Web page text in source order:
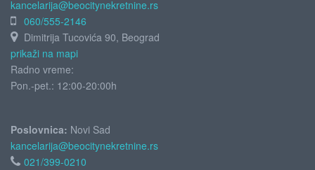
kancelarija@beocitynekretnine.rs
060/555-2146
Dimitrija Tucovića 90, Beograd
prikaži na mapi
Radno vreme:
Pon.-pet.: 12:00-20:00h
Poslovnica: Novi Sad
kancelarija@beocitynekretnine.rs
021/399-0210